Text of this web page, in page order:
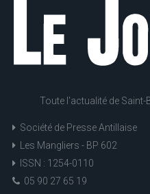
Toute l'actualité de
Société de Presse Antillaise
Les Mangliers - BP 602
ISSN : 1254-0110
05 90 27 65 19